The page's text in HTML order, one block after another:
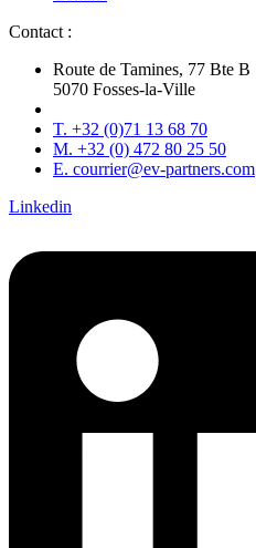
Contact :
Route de Tamines, 77 Bte B
5070 Fosses-la-Ville
T. +32 (0)71 13 68 70
M. +32 (0) 472 80 25 50
E. courrier@ev-partners.com
Linkedin